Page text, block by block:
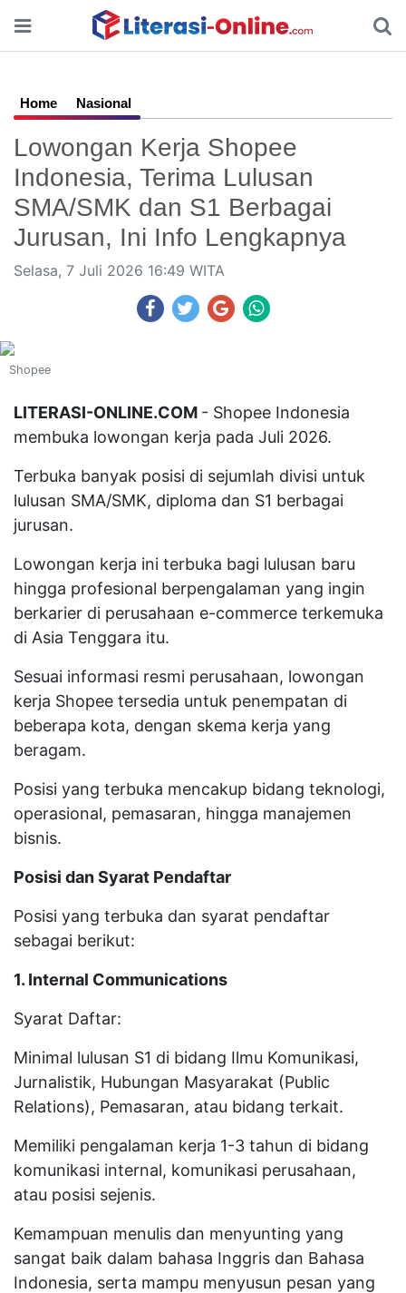
Home Nasional
Lowongan Kerja Shopee
Indonesia, Terima Lulusan
SMA/SMK dan S1 Berbagai
Jurusan, Ini Info Lengkapnya
Selasa, 7 Juli 2026 16:49 WITA
Shopee
LITERASI-ONLINE.COM - Shopee Indonesia
membuka lowongan kerja pada Juli 2026.
Terbuka banyak posisi di sejumlah divisi untuk
lulusan SMA/SMK, diploma dan S1 berbagai
jurusan.
Lowongan kerja ini terbuka bagi lulusan baru
hingga profesional berpengalaman yang ingin
berkarier di perusahaan e-commerce terkemuka
di Asia Tenggara itu.
Sesuai informasi resmi perusahaan, lowongan
kerja Shopee tersedia untuk penempatan di
beberapa kota, dengan skema kerja yang
beragam.
Posisi yang terbuka mencakup bidang teknologi,
operasional, pemasaran, hingga manajemen
bisnis.
Posisi dan Syarat Pendaftar
Posisi yang terbuka dan syarat pendaftar
sebagai berikut:
1. Internal Communications
Syarat Daftar:
Minimal lulusan S1 di bidang Ilmu Komunikasi,
Jurnalistik, Hubungan Masyarakat (Public
Relations), Pemasaran, atau bidang terkait.
Memiliki pengalaman kerja 1-3 tahun di bidang
komunikasi internal, komunikasi perusahaan,
atau posisi sejenis.
Kemampuan menulis dan menyunting yang
sangat baik dalam bahasa Inggris dan Bahasa
Indonesia, serta mampu menyusun pesan yang